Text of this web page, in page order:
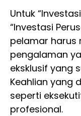
Untuk
“Investasi
pelamar harus
pengalaman
eksklusif yang
Keahlian yang
seperti
profesional.